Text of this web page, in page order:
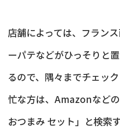
店舗によっては、フラン
ーパテなどがひっそりと
るので、隅々までチェッ
忙な方は、Amazonなど
おつまみ セット」と検索